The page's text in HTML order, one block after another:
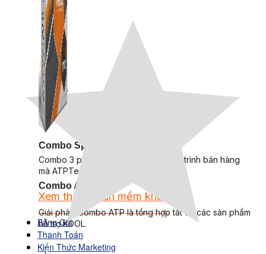
Combo Special
Combo 3 phần mềm tự chọn: chương trình bán hàng
mà ATPTeam triển khai.
Xem thêm phần mềm khác
Xem thêm phần mềm khác
Bảng Giá
Thanh Toán
Kiến Thức Marketing
Combo ATP
Giải pháp Combo ATP là tổng hợp tất cả các sản phẩm
hỗ trợ KDOL.